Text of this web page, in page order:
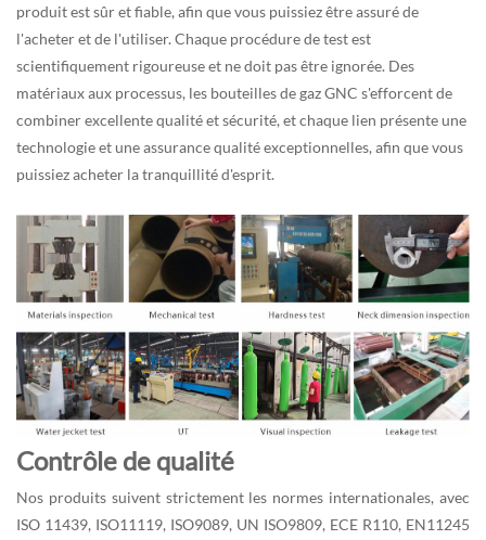
produit est sûr et fiable, afin que vous puissiez être assuré de
l'acheter et de l'utiliser. Chaque procédure de test est
scientifiquement rigoureuse et ne doit pas être ignorée. Des
matériaux aux processus, les bouteilles de gaz GNC s'efforcent de
combiner excellente qualité et sécurité, et chaque lien présente une
technologie et une assurance qualité exceptionnelles, afin que vous
puissiez acheter la tranquillité d'esprit.
Contrôle de qualité
Nos produits suivent strictement les normes internationales, avec
ISO 11439, ISO11119, ISO9089, UN ISO9809, ECE R110, EN11245